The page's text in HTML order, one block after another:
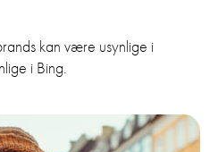
kan være usynlige i
i Bing.